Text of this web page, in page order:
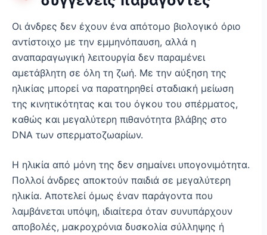
Οι άνδρες δεν έχουν ένα απότομο βιολογικό όριο
αντίστοιχο με την εμμηνόπαυση, αλλά η
αναπαραγωγική λειτουργία δεν παραμένει
αμετάβλητη σε όλη τη ζωή. Με την αύξηση της
ηλικίας μπορεί να παρατηρηθεί σταδιακή μείωση
της κινητικότητας και του όγκου του σπέρματος,
καθώς και μεγαλύτερη πιθανότητα βλάβης στο
DNA των σπερματοζωαρίων.
Η ηλικία από μόνη της δεν σημαίνει υπογονιμότητα.
Πολλοί άνδρες αποκτούν παιδιά σε μεγαλύτερη
ηλικία. Αποτελεί όμως έναν παράγοντα που
λαμβάνεται υπόψη, ιδιαίτερα όταν συνυπάρχουν
αποβολές, μακροχρόνια δυσκολία σύλληψης ή